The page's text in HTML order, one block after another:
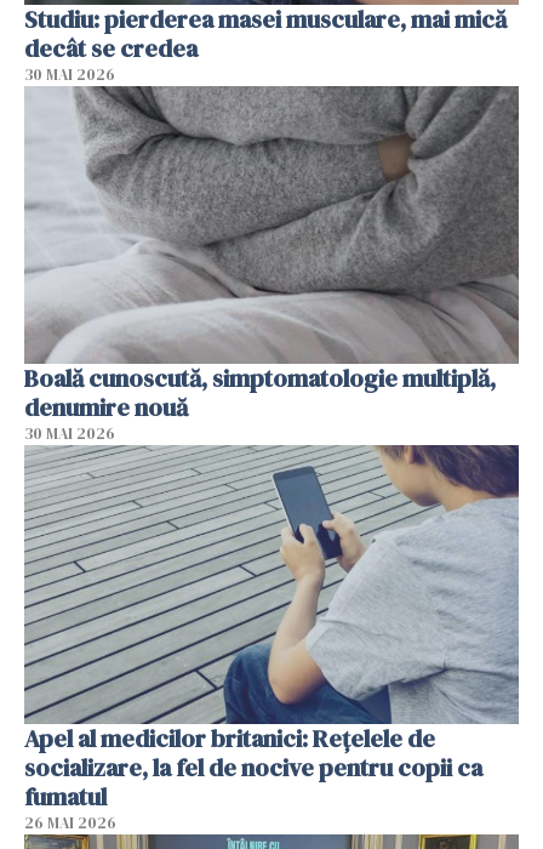
Studiu: pierderea masei musculare, mai mică
decât se credea
30 MAI 2026
Boală cunoscută, simptomatologie multiplă,
denumire nouă
30 MAI 2026
Apel al medicilor britanici: Reţelele de
socializare, la fel de nocive pentru copii ca
fumatul
26 MAI 2026